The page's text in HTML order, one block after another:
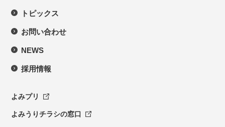
トピックス
お問い合わせ
NEWS
採用情報
よみプリ
よみうりチラシの窓口